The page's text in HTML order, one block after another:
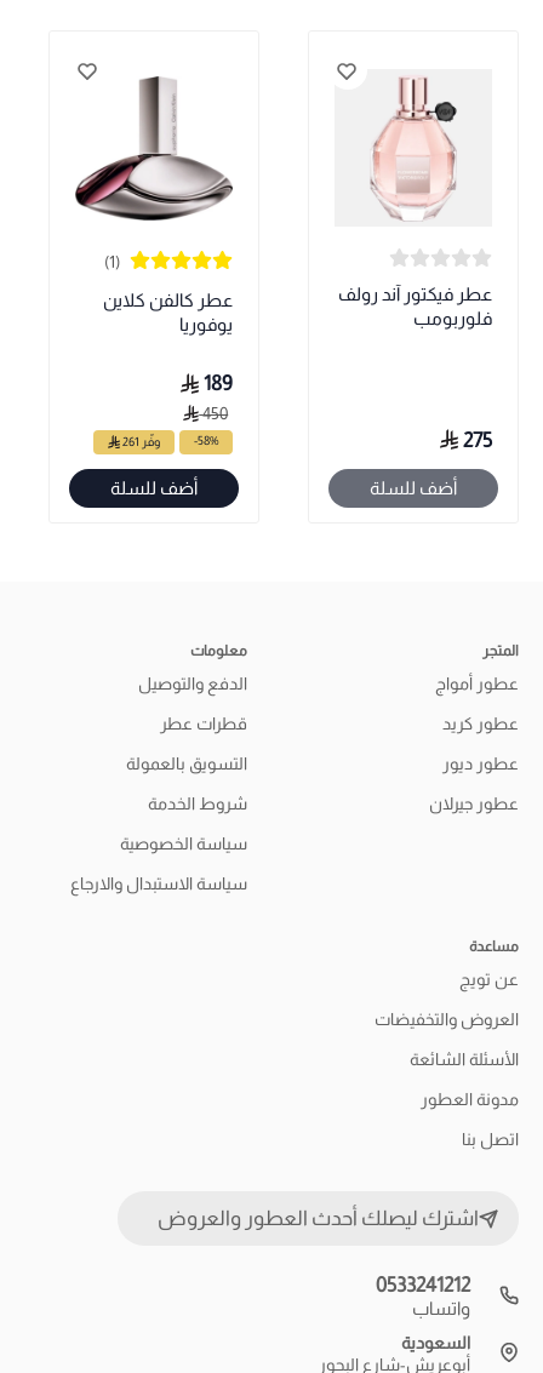
عطر فيكتور آند رولف
فلوربومب
275
أضف للسلة
(1)
عطر كالفن كلاين
يوفوريا
189
450
-58% وفّر 261
أضف للسلة
المتجر
عطور أمواج
عطور كريد
عطور ديور
عطور جيرلان
معلومات
الدفع والتوصيل
قطرات عطر
التسويق بالعمولة
شروط الخدمة
سياسة الخصوصية
سياسة الاستبدال والارجاع
مساعدة
عن تويج
العروض والتخفيضات
الأسئلة الشائعة
مدونة العطور
اتصل بنا
اشترك ليصلك أحدث العطور والعروض
0533241212
واتساب
السعودية
أبوعريش-شارع البحور